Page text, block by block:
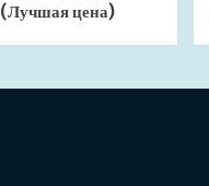
цена)